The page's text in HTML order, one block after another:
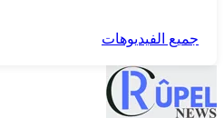
جميع الفيديوهات